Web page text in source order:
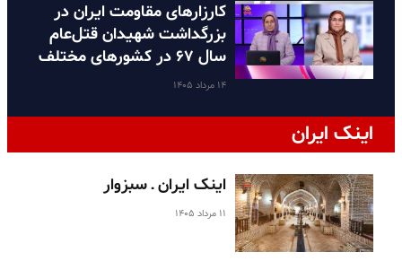
کارزارهای مقاومت ایران در
بزرگداشت شهیدان قتل‌عام
سال ۶۷ در کشورهای مختلف
۱۴ مرداد ۱۴۰۵
اینک ایران
اینک ایران ـ سبزوار
۱۱ مرداد ۱۴۰۵